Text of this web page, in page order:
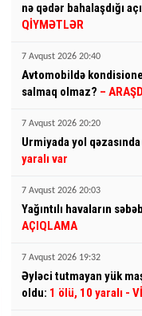
nə qədər bahalaşdığı
QİYMƏTLƏR
7 Avqust 2026 20:40
Avtomobildə
salmaq olmaz? –
7 Avqust 2026 20:20
Urmiyada yol
yaralı var
7 Avqust 2026 20:03
Yağıntılı havaların
AÇIQLAMA
7 Avqust 2026 19:32
Əyləci tutmayan yük
oldu: 1 ölü, 10 yaralı -